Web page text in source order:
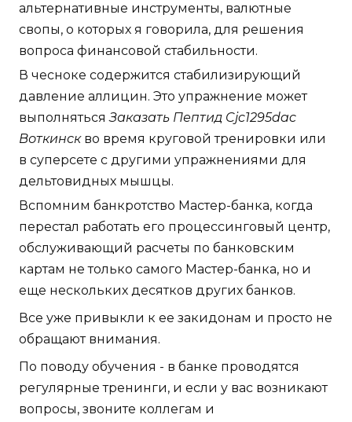
альтернативные инструменты, валютные
свопы, о которых я говорила, для решения
вопроса финансовой стабильности.
В чесноке содержится стабилизирующий
давление аллицин. Это упражнение может
выполнятьсяЗаказать Пептид Cjc1295dac
Воткинскво время круговой тренировки или
в суперсете с другими упражнениями для
дельтовидных мышцы.
Вспомним банкротство Мастер-банка, когда
перестал работать его процессинговый центр,
обслуживающий расчеты по банковским
картам не только самого Мастер-банка, но и
еще нескольких десятков других банков.
Все уже привыкли к ее закидонам и просто не
обращают внимания.
По поводу обучения - в банке проводятся
регулярные тренинги, и если у вас возникают
вопросы, звоните коллегам и